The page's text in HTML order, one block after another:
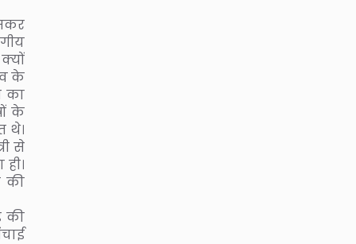
के
का
के
थे।
से
की
की